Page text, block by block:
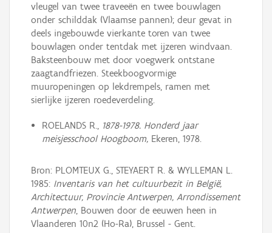
vleugel van twee traveeën en twee bouwlagen
onder schilddak (Vlaamse pannen); deur gevat in
deels ingebouwde vierkante toren van twee
bouwlagen onder tentdak met ijzeren windvaan.
Baksteenbouw met door voegwerk ontstane
zaagtandfriezen. Steekboogvormige
muuropeningen op lekdrempels, ramen met
sierlijke ijzeren roedeverdeling.
ROELANDS R.,1878-1978. Honderd jaar
meisjesschool Hoogboom, Ekeren, 1978.
Bron: PLOMTEUX G., STEYAERT R. & WYLLEMAN L.
1985: Inventaris van het cultuurbezit in België,
Architectuur, Provincie Antwerpen, Arrondissement
Antwerpen, Bouwen door de eeuwen heen in
Vlaanderen 10n2 (Ho-Ra), Brussel - Gent.